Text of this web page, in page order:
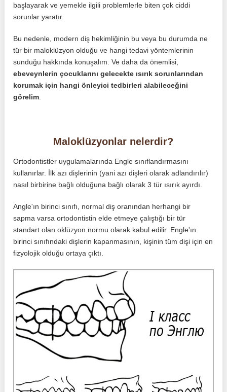
başlayarak ve yemekle ilgili problemlerle biten çok ciddi
sorunlar yaratır.
Bu nedenle, modern diş hekimliğinin bu veya bu durumda ne
tür bir maloklüzyon olduğu ve hangi tedavi yöntemlerinin
sunduğu hakkında konuşalım. Ve daha da önemlisi,
ebeveynlerin çocuklarını gelecekte ısırık sorunlarından
korumak için hangi önleyici tedbirleri alabileceğini
görelim
Maloklüzyonlar nelerdir?
Ortodontistler uygulamalarında Engle sınıflandırmasını
kullanırlar. İlk azı dişlerinin (yani azı dişleri olarak adlandırılır)
nasıl birbirine bağlı olduğuna bağlı olarak 3 tür ısırık ayırdı.
Angle'ın birinci sınıfı, normal diş oranından herhangi bir
sapma varsa ortodontistin elde etmeye çalıştığı bir tür
standart olan oklüzyon normu olarak kabul edilir. Engle'ın
birinci sınıfındaki dişlerin kapanmasının, kişinin tüm dişi için en
fizyolojik olduğu ortaya çıktı.